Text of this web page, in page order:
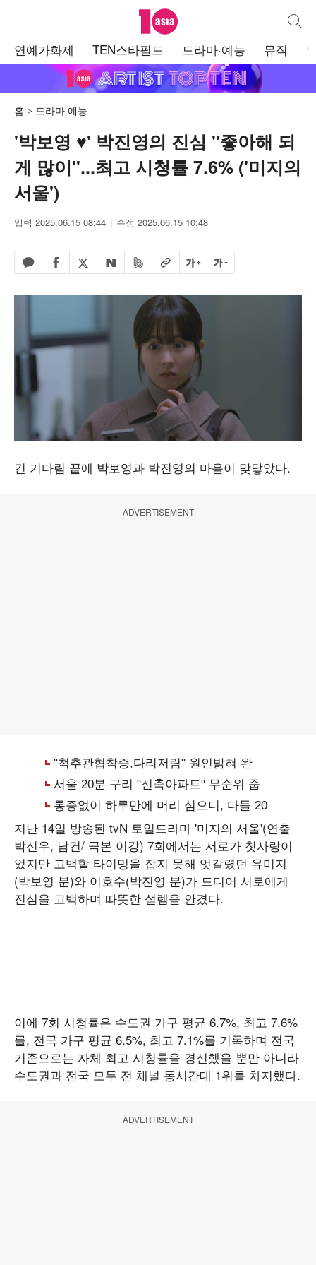
텐아시아 통합
연예가화제 TEN스타필드 드라마·예능 뮤직
홈 드라마·예능
'박보영 ♥' 박진영의 진심 "좋아해 되
게 많이"...최고 시청률 7.6% ('미지의
서울')
입력 2025.06.15 08:44 수정 2025.06.15 10:48
카카오톡 공유하기
페이스북 공유하기
엑스 공유하기
네이버 공유하기
밴드 공유하기
URL복사글자 크게글자 작게
긴 기다림 끝에 박보영과 박진영의 마음이 맞닿았다.
ADVERTISEMENT
지난 14일 방송된 tvN 토일드라마 '미지의 서울'(연출
박신우, 남건/ 극본 이강) 7회에서는 서로가 첫사랑이
었지만 고백할 타이밍을 잡지 못해 엇갈렸던 유미지
(박보영 분)와 이호수(박진영 분)가 드디어 서로에게
진심을 고백하며 따뜻한 설렘을 안겼다.
이에 7회 시청률은 수도권 가구 평균 6.7%, 최고 7.6%
를, 전국 가구 평균 6.5%, 최고 7.1%를 기록하며 전국
기준으로는 자체 최고 시청률을 경신했을 뿐만 아니라
수도권과 전국 모두 전 채널 동시간대 1위를 차지했다.
ADVERTISEMENT